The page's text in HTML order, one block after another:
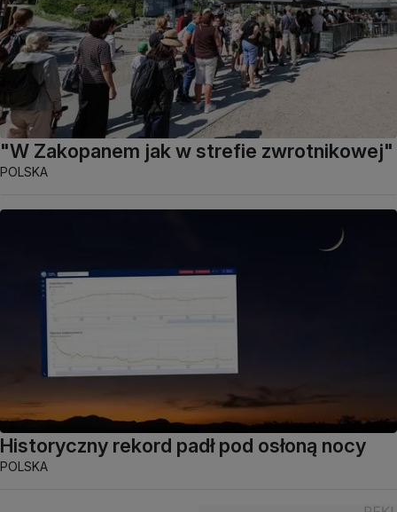
"W Zakopanem jak w strefie zwrotnikowej"
POLSKA
Historyczny rekord padł pod osłoną nocy
POLSKA